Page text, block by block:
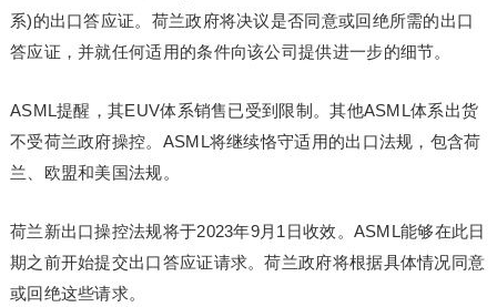
系)的出口答应证。荷兰政府将决议是否同意或回绝所需的出口
答应证，并就任何适用的条件向该公司提供进一步的细节。
ASML提醒，其EUV体系销售已受到限制。其他ASML体系出货
不受荷兰政府操控。ASML将继续恪守适用的出口法规，包含荷
兰、欧盟和美国法规。
荷兰新出口操控法规将于2023年9月1日收效。ASML能够在此日
期之前开始提交出口答应证请求。荷兰政府将根据具体情况同意
或回绝这些请求。